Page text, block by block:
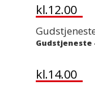
kl.12.00
Gudstjeneste
kl.14.00